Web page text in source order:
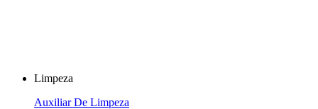
Limpeza
Auxiliar De Limpeza